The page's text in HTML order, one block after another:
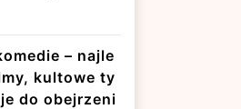
– najle
kultowe ty
do obejrzeni